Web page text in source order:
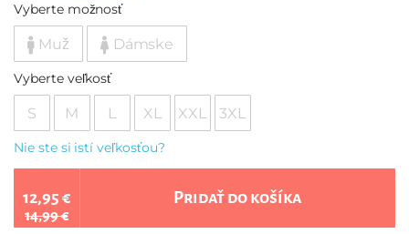
Vyberte možnosť
Muž Dámske
Vyberte veľkosť
S M L XL XXL 3XL
Nie ste si istí veľkosťou?
12,95 €
14,99 €
Pridať do košíka